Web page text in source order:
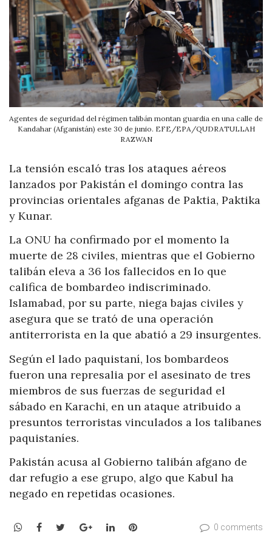
Agentes de seguridad del régimen talibán montan guardia en una calle de
Kandahar (Afganistán) este 30 de junio. EFE/EPA/QUDRATULLAH
RAZWAN
La tensión escaló tras los ataques aéreos
lanzados por Pakistán el domingo contra las
provincias orientales afganas de Paktia, Paktika
y Kunar.
La ONU ha confirmado por el momento la
muerte de 28 civiles, mientras que el Gobierno
talibán eleva a 36 los fallecidos en lo que
califica de bombardeo indiscriminado.
Islamabad, por su parte, niega bajas civiles y
asegura que se trató de una operación
antiterrorista en la que abatió a 29 insurgentes.
Según el lado paquistaní, los bombardeos
fueron una represalia por el asesinato de tres
miembros de sus fuerzas de seguridad el
sábado en Karachi, en un ataque atribuido a
presuntos terroristas vinculados a los talibanes
paquistaníes.
Pakistán acusa al Gobierno talibán afgano de
dar refugio a ese grupo, algo que Kabul ha
negado en repetidas ocasiones.
WhatsApp
Facebook
TwitterGoogle+LinkedInPinterest 0 comments